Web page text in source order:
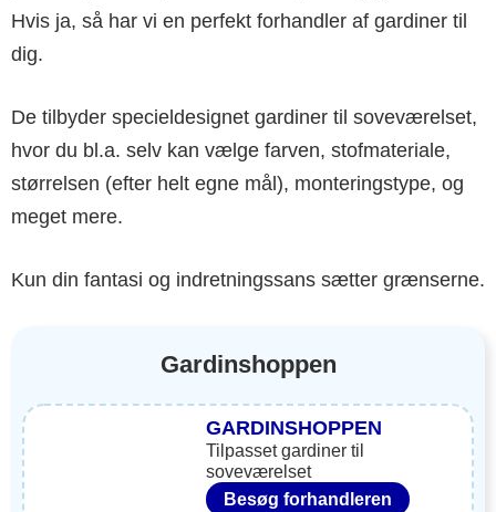
Hvis ja, så har vi en perfekt forhandler af gardiner til
dig.
De tilbyder specieldesignet gardiner til soveværelset,
hvor du bl.a. selv kan vælge farven, stofmateriale,
størrelsen (efter helt egne mål), monteringstype, og
meget mere.
Kun din fantasi og indretningssans sætter grænserne.
Gardinshoppen
GARDINSHOPPEN
Tilpasset gardiner til
soveværelset
Besøg forhandleren